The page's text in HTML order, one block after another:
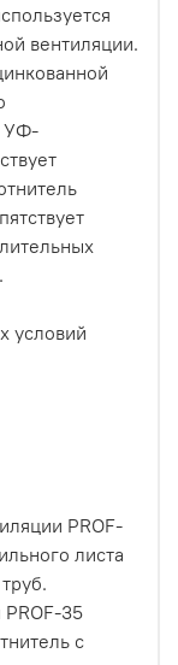
вентиляции.
УФ-
условий
PROF-
листа
35
с